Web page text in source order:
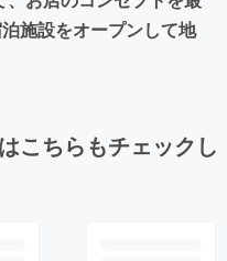
施設をオープンして地
こちらもチェックし